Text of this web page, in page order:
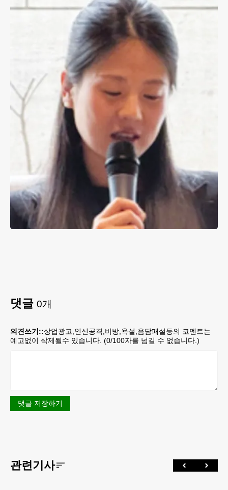
댓글 0개
의견쓰기::상업광고,인신공격,비방,욕설,음담패설등의 코멘트는
예고없이 삭제될수 있습니다. (0/100자를 넘길 수 없습니다.)
댓글 저장하기
관련기사